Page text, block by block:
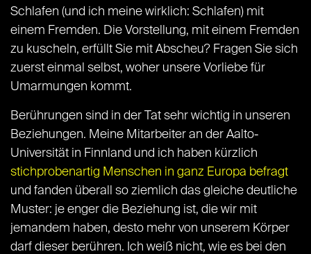
Schlafen (und ich meine wirklich: Schlafen) mit
einem Fremden. Die Vorstellung, mit einem Fremden
zu kuscheln, erfüllt Sie mit Abscheu? Fragen Sie sich
zuerst einmal selbst, woher unsere Vorliebe für
Umarmungen kommt.
Berührungen sind in der Tat sehr wichtig in unseren
Beziehungen. Meine Mitarbeiter an der Aalto-
Universität in Finnland und ich haben kürzlich
stichprobenartig Menschen in ganz Europa befragt
und fanden überall so ziemlich das gleiche deutliche
Muster: je enger die Beziehung ist, die wir mit
jemandem haben, desto mehr von unserem Körper
darf dieser berühren. Ich weiß nicht, wie es bei den